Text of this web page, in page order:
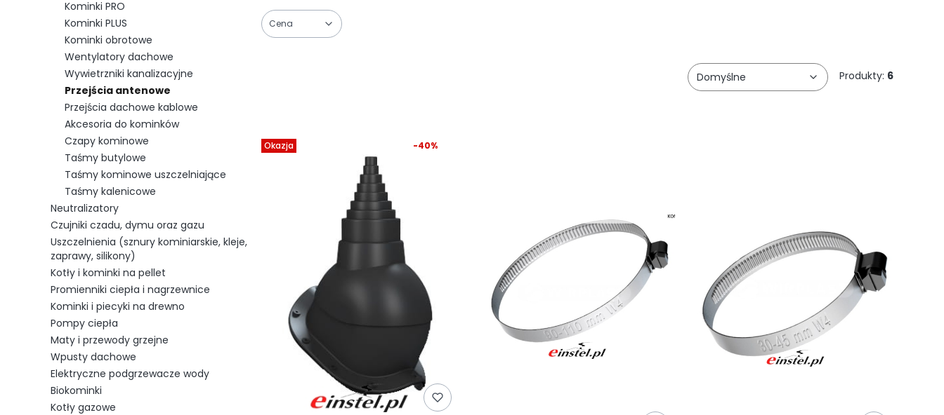
Kominki PRO
Kominki PLUS
Kominki obrotowe
Wentylatory dachowe
Wywietrzniki kanalizacyjne
Przejścia antenowe
Przejścia dachowe kablowe
Akcesoria do kominków
Czapy kominowe
Taśmy butylowe
Taśmy kominowe uszczelniające
Taśmy kalenicowe
Neutralizatory
Czujniki czadu, dymu oraz gazu
Uszczelnienia (sznury kominiarskie, kleje,
zaprawy, silikony)
Kotły i kominki na pellet
Promienniki ciepła i nagrzewnice
Kominki i piecyki na drewno
Pompy ciepła
Maty i przewody grzejne
Wpusty dachowe
Elektryczne podgrzewacze wody
Biokominki
Kotły gazowe
Cena
Domyślne Produkty: 6
Okazja -40%